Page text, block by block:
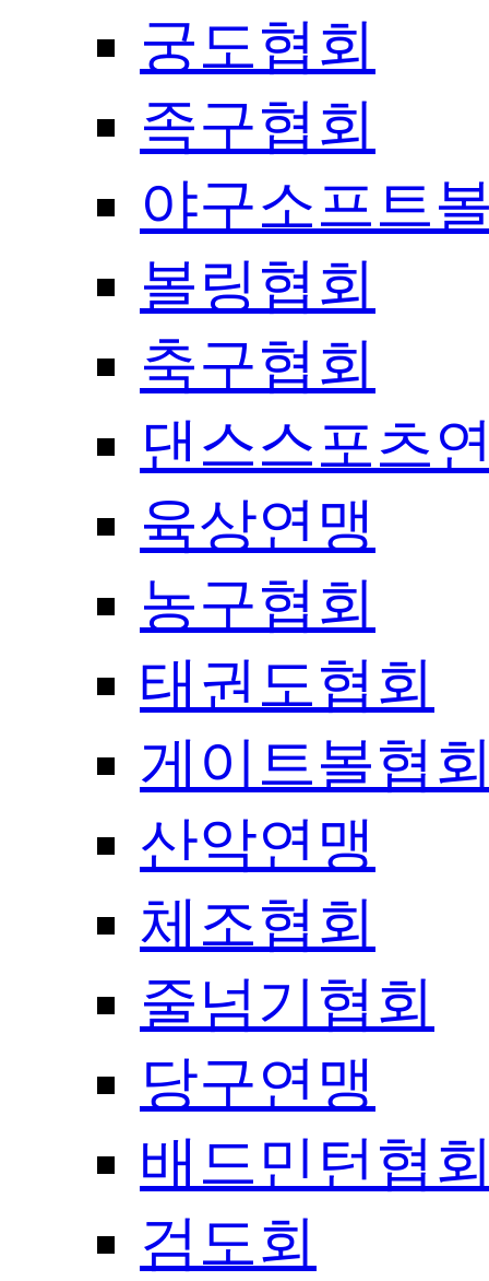
궁도협회
족구협회
야구소프트
볼링협회
축구협회
댄스스포츠
육상연맹
농구협회
태권도협회
게이트볼협
산악연맹
체조협회
줄넘기협회
당구연맹
배드민턴협
검도회